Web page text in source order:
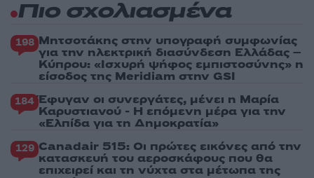
Πιο σχολιασμένα
198 Μητσοτάκης στην υπογραφή συμφωνίας
για την ηλεκτρική διασύνδεση Ελλάδας –
Κύπρου: «Ισχυρή ψήφος εμπιστοσύνης» η
είσοδος της Meridiam στην GSI
184 Έφυγαν οι συνεργάτες, μένει η Μαρία
Καρυστιανού - Η επόμενη μέρα για την
«Ελπίδα για τη Δημοκρατία»
129 Canadair 515: Οι πρώτες εικόνες από την
κατασκευή του αεροσκάφους που θα
επιχειρεί και τη νύχτα στα μέτωπα της